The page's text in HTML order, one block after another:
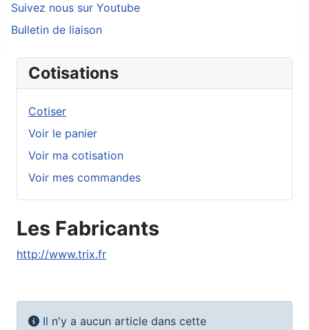
Suivez nous sur Youtube
Bulletin de liaison
Cotisations
Cotiser
Voir le panier
Voir ma cotisation
Voir mes commandes
Les Fabricants
http://www.trix.fr
Info
Il n'y a aucun article dans cette